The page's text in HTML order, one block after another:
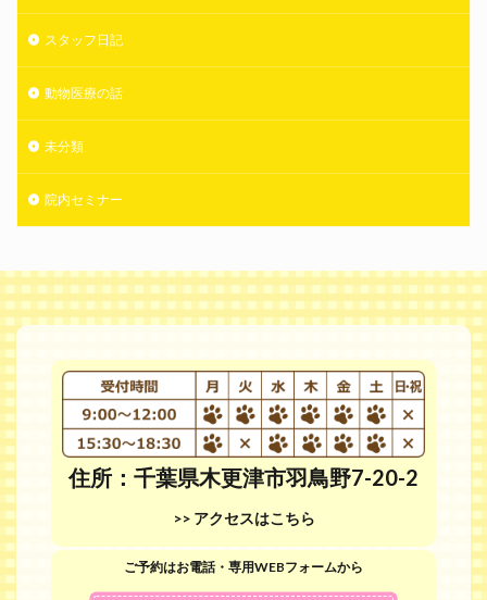
スタッフ日記
動物医療の話
未分類
院内セミナー
住所：千葉県木更津市羽鳥野7-20-2
>> アクセスはこちら
ご予約はお電話・専用WEBフォームから